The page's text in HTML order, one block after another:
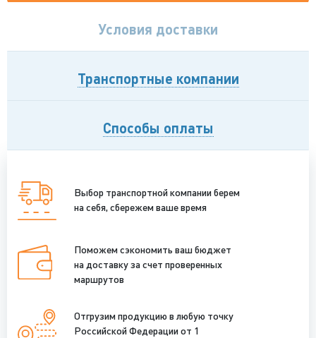
Условия доставки
Транспортные компании
Способы оплаты
Выбор транспортной компании берем
на себя, сбережем ваше время
Поможем сэкономить ваш бюджет
на доставку за счет проверенных
маршрутов
Отгрузим продукцию в любую точку
Российской Федерации от 1